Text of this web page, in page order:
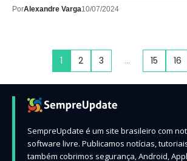
PorAlexandre Varga10/07/2024
1 2 3 … 15 16
SempreUpdate é um site brasileiro com
software livre. Publicamos notícias,
também cobrimos segurança, Android,